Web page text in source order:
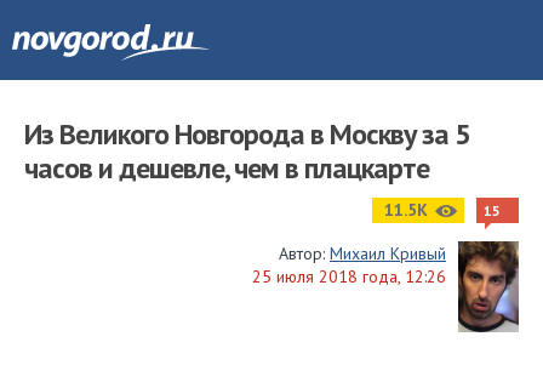
Из Великого Новгорода в Москву за 5
часов и дешевле, чем в плацкарте
11.5K 15
Автор: Михаил Кривый
25 июля 2018 года, 12:26